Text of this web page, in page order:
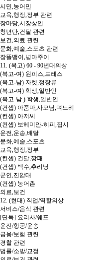
시민,농어민
교육,행정,정부 관련
장마당,시장상인
청년단,건달 관련
보건,의료 관련
문화,예술,스포츠 관련
장똘뱅이,넝마주이
11. (복고) 60 - 90년대의상
(복고-여) 원피스,드레스
(복고-남) 자켓,정장류
(복고-여) 학생,일반인
(복고-남 ) 학생,일반인
(컨셉) 아줌마,사모님,며느리
(컨셉) 아저씨
(컨셉) 보헤미안-히피,집시
운전,운송,배달
문화,예술,스포츠
교육,행정,정부
(컨셉) 건달,깡패
(컨셉) 백수,추리닝
군인,진압대
(컨셉) 농어촌
의료,보건
12. (현대) 직업/역할의상
서비스/음식 관련
[단독] 요리사/쉐프
운전/항공/운송
금융/보험 관련
경찰 관련
법률/소방/교정